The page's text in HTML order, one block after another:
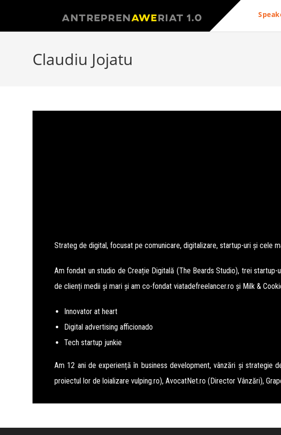
Claudiu Jojatu
Strateg de digital, focusat pe comunicare, digitalizare, startup-uri și cele
Am fondat un studio de Creație Digitală (The Beards Studio), trei
de clienți medii și mari și am co-fondat viatadefreelancer.ro și Milk &
Innovator at heart
Digital advertising afficionado
Tech startup junkie
Am 12 ani de experiență în business development, vânzări și strategie
proiectul lor de loializare vulping.ro), AvocatNet.ro (Director Vânzări),